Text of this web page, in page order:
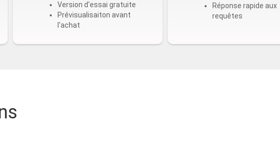
Version d'essai gratuite
Prévisualisaiton avant
l'achat
Réponse rapide aux
requêtes